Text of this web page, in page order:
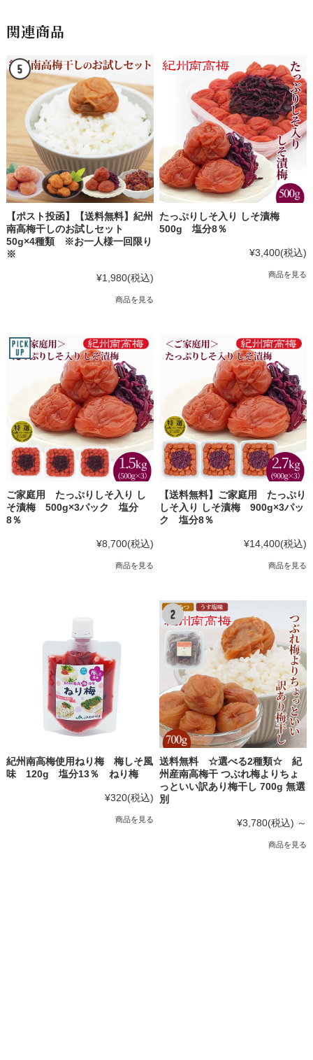
関連商品
【ポスト投函】【送料無料】紀州
南高梅干しのお試しセット
50g×4種類 ※お一人様一回限り
※
¥1,980(税込)
商品を見る
たっぷりしそ入り しそ漬梅
500g 塩分8％
¥3,400(税込)
商品を見る
ご家庭用 たっぷりしそ入り し
そ漬梅 500g×3パック 塩分
8％
¥8,700(税込)
商品を見る
【送料無料】ご家庭用 たっぷり
しそ入り しそ漬梅 900g×3パッ
ク 塩分8％
¥14,400(税込)
商品を見る
紀州南高梅使用ねり梅 梅しそ風
味 120g 塩分13％ ねり梅
¥320(税込)
商品を見る
送料無料 ☆選べる2種類☆ 紀
州産南高梅干 つぶれ梅よりちょ
っといい訳あり梅干し 700g 無選
別
¥3,780(税込) ～
商品を見る